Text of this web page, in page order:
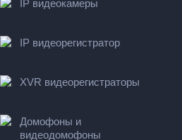
IP видеокамеры
IP видеорегистратор
XVR видеорегистраторы
Домофоны и
видеодомофоны